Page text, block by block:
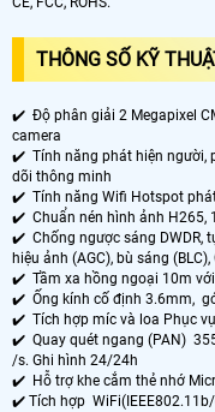
THÔNG SỐ KỸ
✔️ Độ phân giải 2 Megapixel
camera
✔️ Tính năng phát hiện người,
dõi thông minh
✔️ Tính năng Wifi Hotspot
✔️ Chuẩn nén hình ảnh H265,
✔️ Chống ngược sáng DWDR,
hiệu ảnh (AGC), bù sáng
✔️ Tầm xa hồng ngoại 10m
✔️ Ống kính cố định 3.6mm,
✔️ Tích hợp míc và loa Phục
✔️ Quay quét ngang (PAN)
/s. Ghi hình 24/24h
✔️ Hỗ trợ khe cắm thẻ nhớ
✔️ Tích hợp